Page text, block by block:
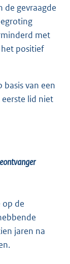
de gevraagde
met
positief
van een
lid niet
op de
jaren na